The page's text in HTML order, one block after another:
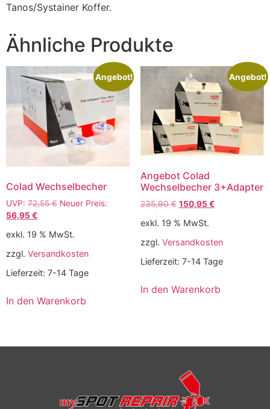
Tanos/Systainer Koffer.
Ähnliche Produkte
Angebot!
Colad Wechselbecher
UVP: 72,55€ Neuer Preis:
56,95€
exkl. 19 % MwSt.
zzgl. Versandkosten
Lieferzeit: 7-14 Tage
In den Warenkorb
Angebot!
Angebot Colad
Wechselbecher 3+Adapter
235,90€ 150,95€
exkl. 19 % MwSt.
zzgl. Versandkosten
Lieferzeit: 7-14 Tage
In den Warenkorb